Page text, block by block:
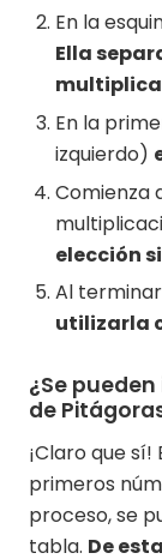
En la
Ella
En la
izquierdo)
Comienza
elección
Al
utilizarla
¿Se
de
¡Claro que
primeros
proceso, se
tabla. De